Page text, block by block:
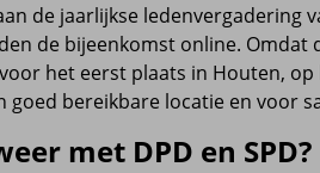
de jaarlijkse
de bijeenkomst online.
het eerst plaats in Houten,
goed bereikbare locatie en voor
met DPD en SPD?